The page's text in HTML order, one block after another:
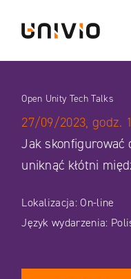
content
Open Unity Tech Talks
27/09/2023, godz.
Jak skonfigurować
uniknąć kłótni
Lokalizacja: On-line
Język wydarzenia: